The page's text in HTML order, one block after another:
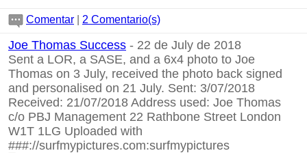
Comentar 2 Comentario(s)
Joe Thomas Success - 22 de July de 2018
Sent a LOR, a SASE, and a 6x4 photo to Joe
Thomas on 3 July, received the photo back signed
and personalised on 21 July. Sent: 3/07/2018
Received: 21/07/2018 Address used: Joe Thomas
c/o PBJ Management 22 Rathbone Street London
W1T 1LG Uploaded with
###://surfmypictures.com:surfmypictures